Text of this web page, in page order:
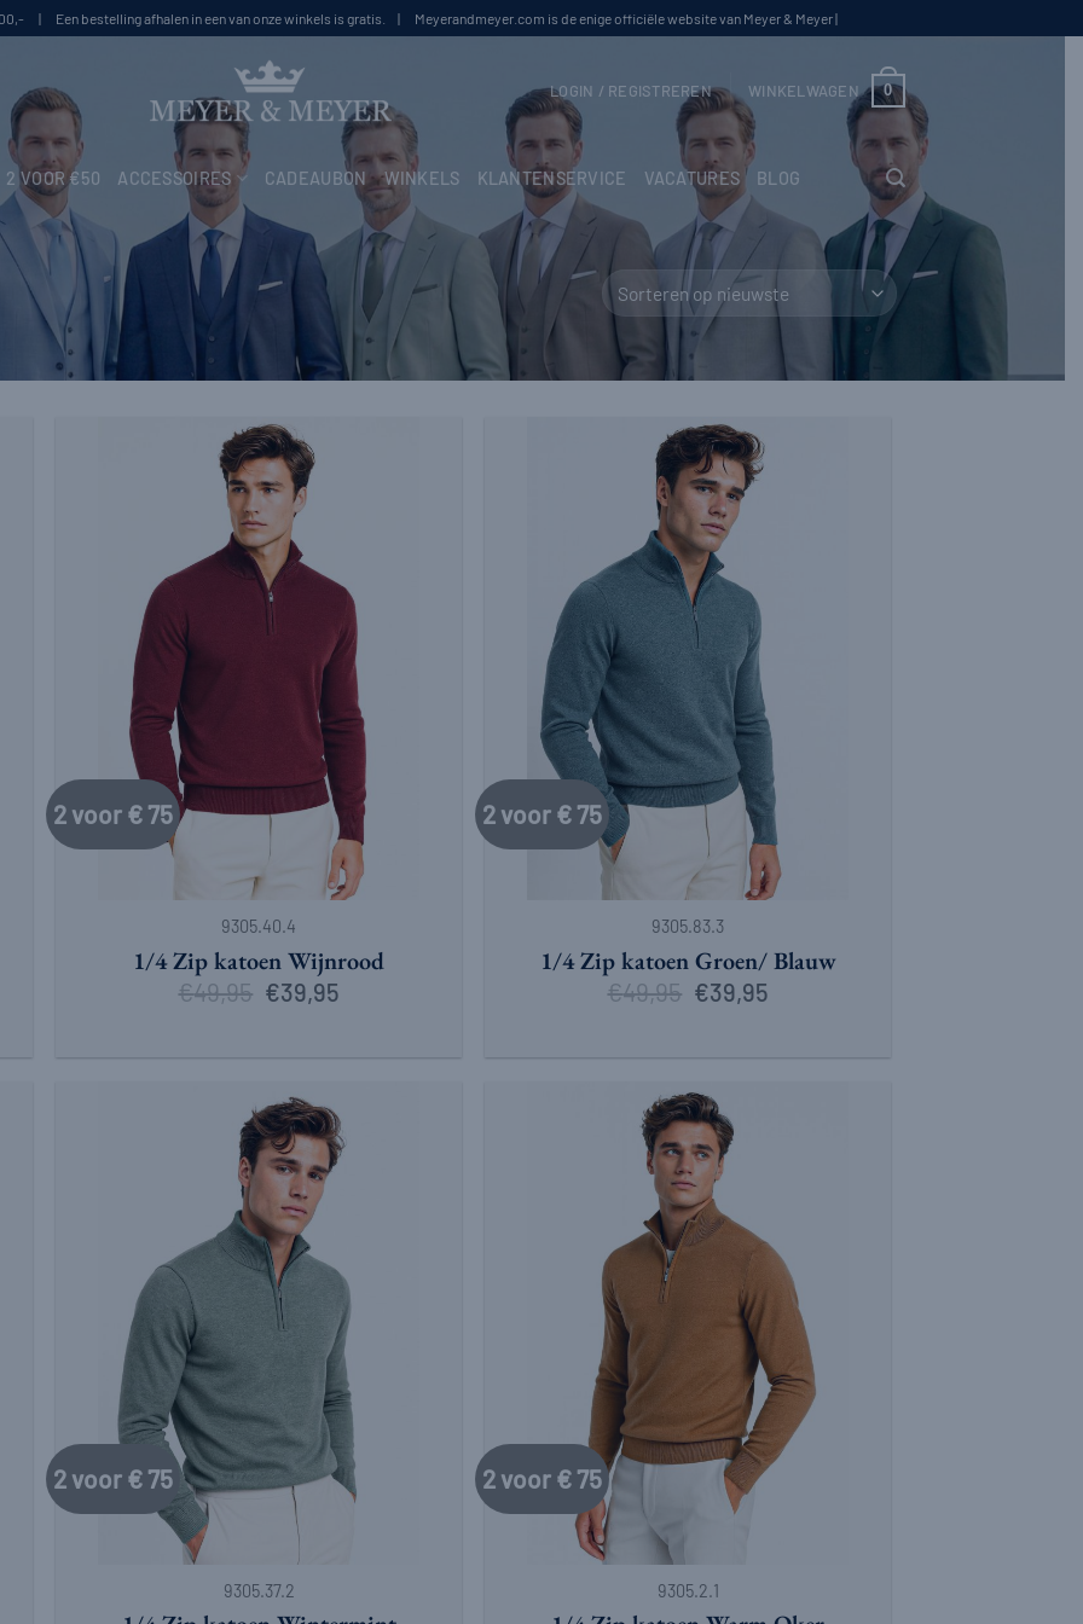
| Een bestelling afhalen in een van onze winkels is gratis. | Meyerandmeyer.com is de enige officiële website van Meyer & Meyer |
LOGIN / REGISTREREN WINKELWAGEN 0
2 VOOR €50 ACCESSOIRES CADEAUBON WINKELS KLANTENSERVICE VACATURES BLOG
2 voor € 75
9305.40.4
1/4 Zip katoen Wijnrood
€49,95
Oorspronkelijke
prijs
€39,95prijs
2 voor € 75
9305.83.3
1/4 Zip katoen Groen/ Blauw
€49,95
Oorspronkelijke
prijs
€39,95prijs
2 voor € 75
9305.37.2
2 voor € 75
9305.2.1